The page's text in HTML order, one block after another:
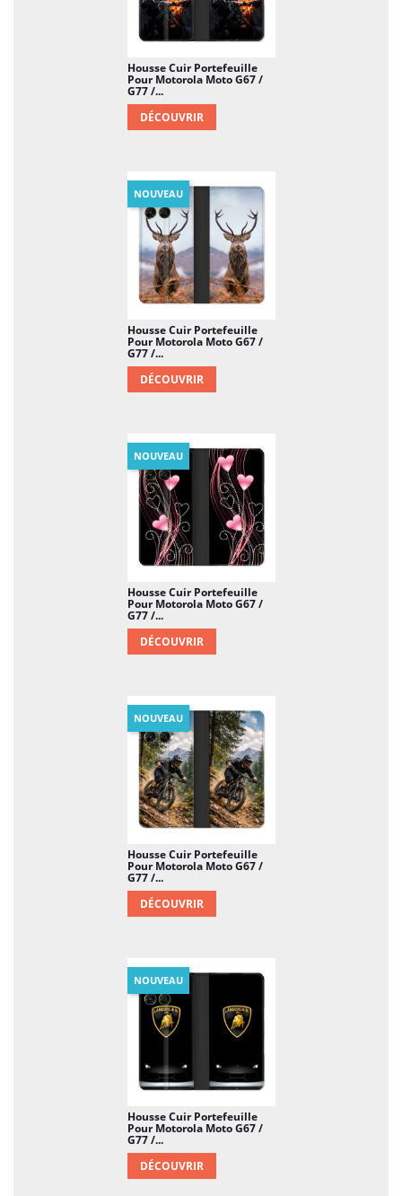
Housse Cuir Portefeuille
Pour Motorola Moto G67 /
G77 /...
DÉCOUVRIR
Housse Cuir Portefeuille
Pour Motorola Moto G67 /
G77 /...
DÉCOUVRIR
NOUVEAU
Housse Cuir Portefeuille
Pour Motorola Moto G67 /
G77 /...
DÉCOUVRIR
NOUVEAU
Housse Cuir Portefeuille
Pour Motorola Moto G67 /
G77 /...
DÉCOUVRIR
NOUVEAU
Housse Cuir Portefeuille
Pour Motorola Moto G67 /
G77 /...
DÉCOUVRIR
NOUVEAU